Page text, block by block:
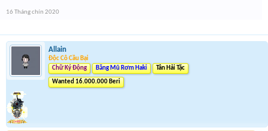
16 Tháng chín 2020
Allain
Độc Cô Cầu Bại
Chữ Ký Động
Băng Mũ Rơm Haki Tân Hải Tặc
Wanted 16.000.000 Beri